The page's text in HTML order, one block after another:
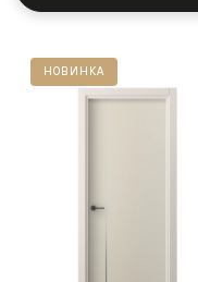
НОВИНКА